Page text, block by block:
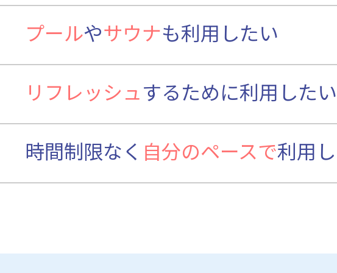
プールやサウナも利用したい
リフレッシュするために利用したい
時間制限なく 自分のペースで利用